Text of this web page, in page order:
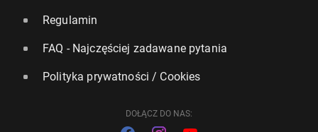
Regulamin
FAQ - Najczęściej zadawane pytania
Polityka prywatności / Cookies
DOŁĄCZ DO NAS: